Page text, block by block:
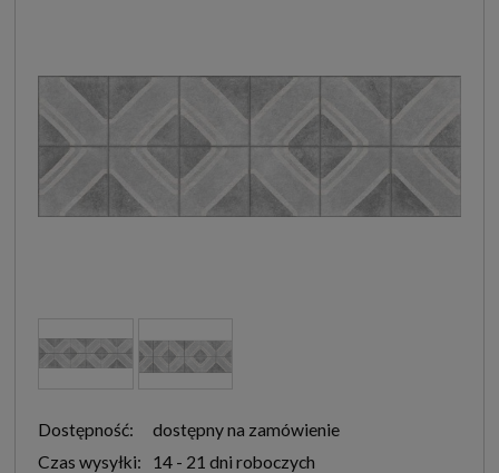
Dostępność:
dostępny na zamówienie
Czas wysyłki:
14 - 21 dni roboczych